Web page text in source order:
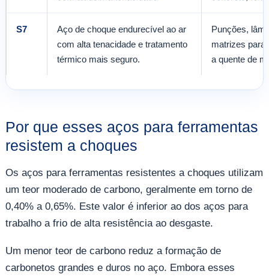
S7
Aço de choque endurecível ao ar
com alta tenacidade e tratamento
térmico mais seguro.
Punções,
matrizes para
a quente de
Por que esses aços para ferramentas
resistem a choques
Os aços para ferramentas resistentes a choques utilizam
um teor moderado de carbono, geralmente em torno de
0,40% a 0,65%. Este valor é inferior ao dos aços para
trabalho a frio de alta resistência ao desgaste.
Um menor teor de carbono reduz a formação de
carbonetos grandes e duros no aço. Embora esses